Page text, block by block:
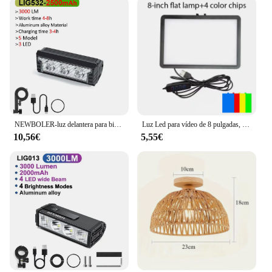
ensures that they fit seamlessly into any garage
space. Maintenance is also a breeze, as the LED
bulbs are designed to be dust-resistant and require
minimal cleaning. With no need for frequent bulb
replacements, these lights are a hassle-free choice
for your garage lighting needs.
10,56€ 5,55€